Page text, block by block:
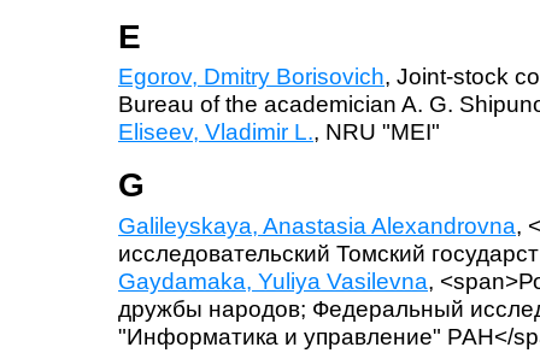
E
Egorov, Dmitry Borisovich, Joint-stock
Bureau of the academician A. G.
Eliseev, Vladimir L., NRU "MEI"
G
Galileyskaya, Anastasia Alexandrovna,
исследовательский Томский
Gaydamaka, Yuliya Vasilevna,
дружбы народов; Федеральный
"Информатика и управление" РАН</